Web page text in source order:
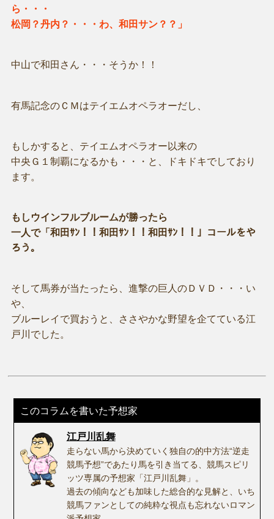
ら・・・
松岡？丹内？・・・わ、和田サン？？」
中山で和田さん・・・そうか！！
有馬記念のＣＭはテイエムオペラオーだし、
もしかすると、テイエムオペラオー以来の
中央Ｇ１制覇になるかも・・・と、ドキドキでしており
ます。
もしウインフルブルームが勝ったら
一人で「和田ｻﾝ！！和田ｻﾝ！！和田ｻﾝ！！」コールをや
ろう。
そして馬券が当たったら、進撃の巨人のＤＶＤ・・・い
や、
ブルーレイで買おうと、ささやかな野望を企てている江
戸川でした。
このコラムを書いた予想家
江戸川乱舞
走らない馬から決めていく独自の的中方法“逆走
競馬予想”であたり馬を引き当てる、競馬スピリ
ッツ専属の予想家「江戸川乱舞」。
過去の傾向なども加味した総合的な見解と、いち
競馬ファンとしての純粋な視点も忘れないロマン